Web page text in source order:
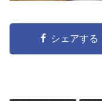
シェアする